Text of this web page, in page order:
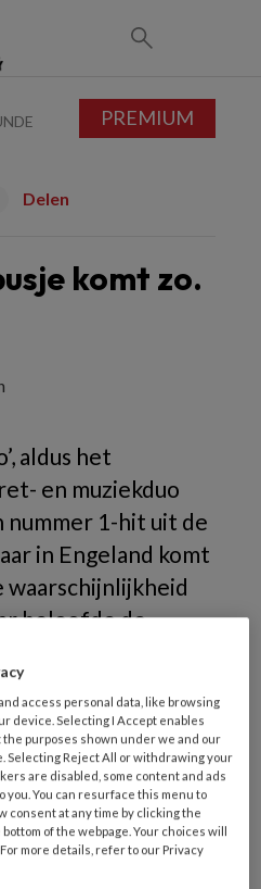
Delen
komt zo.
aldus het
en muziekduo
nummer 1-hit uit de
in Engeland komt
waarschijnlijkheid
beloofde de
te lenigen. Helaas
helemaal niet
PREMIUM
access personal data, like browsing
device. Selecting I Accept enables
purposes shown under we and our
Selecting Reject All or withdrawing your
are disabled, some content and ads
you. You can resurface this menu to
consent at any time by clicking the
of the webpage. Your choices will
more details, refer to our Privacy